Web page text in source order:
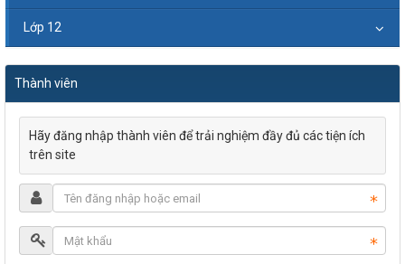
Lớp 12
Thành viên
Hãy đăng nhập thành viên để trải nghiệm đầy đủ các tiện ích
trên site